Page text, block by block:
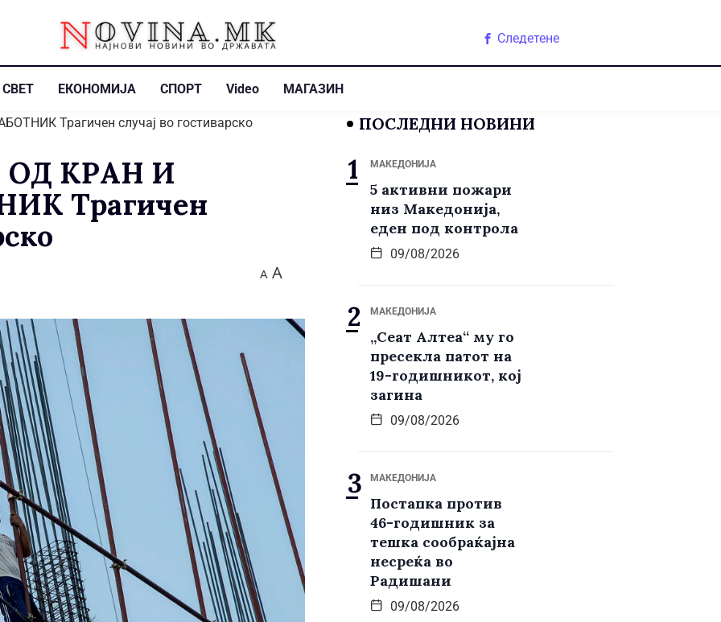
Следетене
СВЕТ ЕКОНОМИЈА СПОРТ Video МАГАЗИН
КРАН И
Трагичен
A A
ПОСЛЕДНИ НОВИНИ
МАКЕДОНИЈА
5 активни пожари
низ Македонија,
еден под контрола
09/08/2026
МАКЕДОНИЈА
„Сеат Алтеа“ му го
пресекла патот на
19-годишникот, кој
загина
09/08/2026
МАКЕДОНИЈА
Постапка против
46-годишник за
тешка сообраќајна
несреќа во
Радишани
09/08/2026